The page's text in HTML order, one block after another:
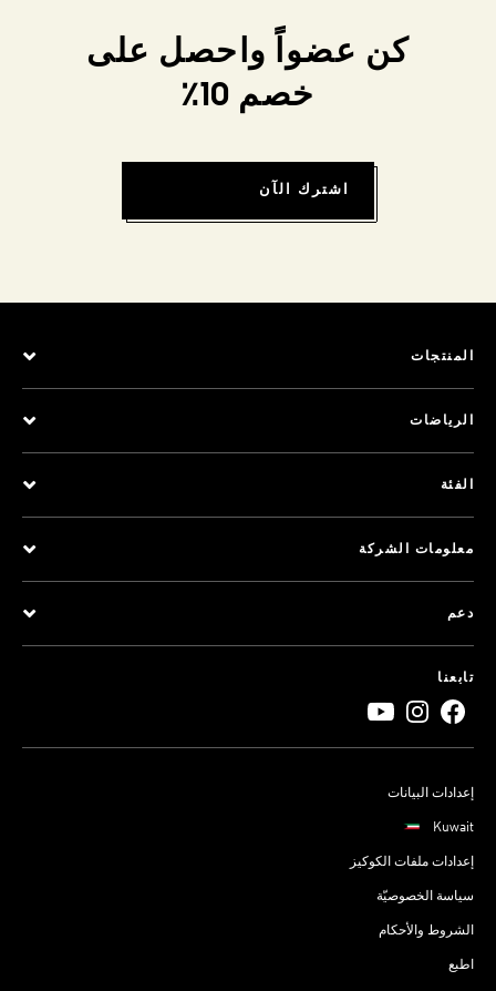
كن عضواً واحصل على
خصم 10٪
اشترك الآن
المنتجات
الرياضات
الفئة
معلومات الشركة
دعم
تابعنا
إعدادات البيانات
Kuwait
إعدادات ملفات الكوكيز
سياسة الخصوصيّة
الشروط والأحكام
اطبع